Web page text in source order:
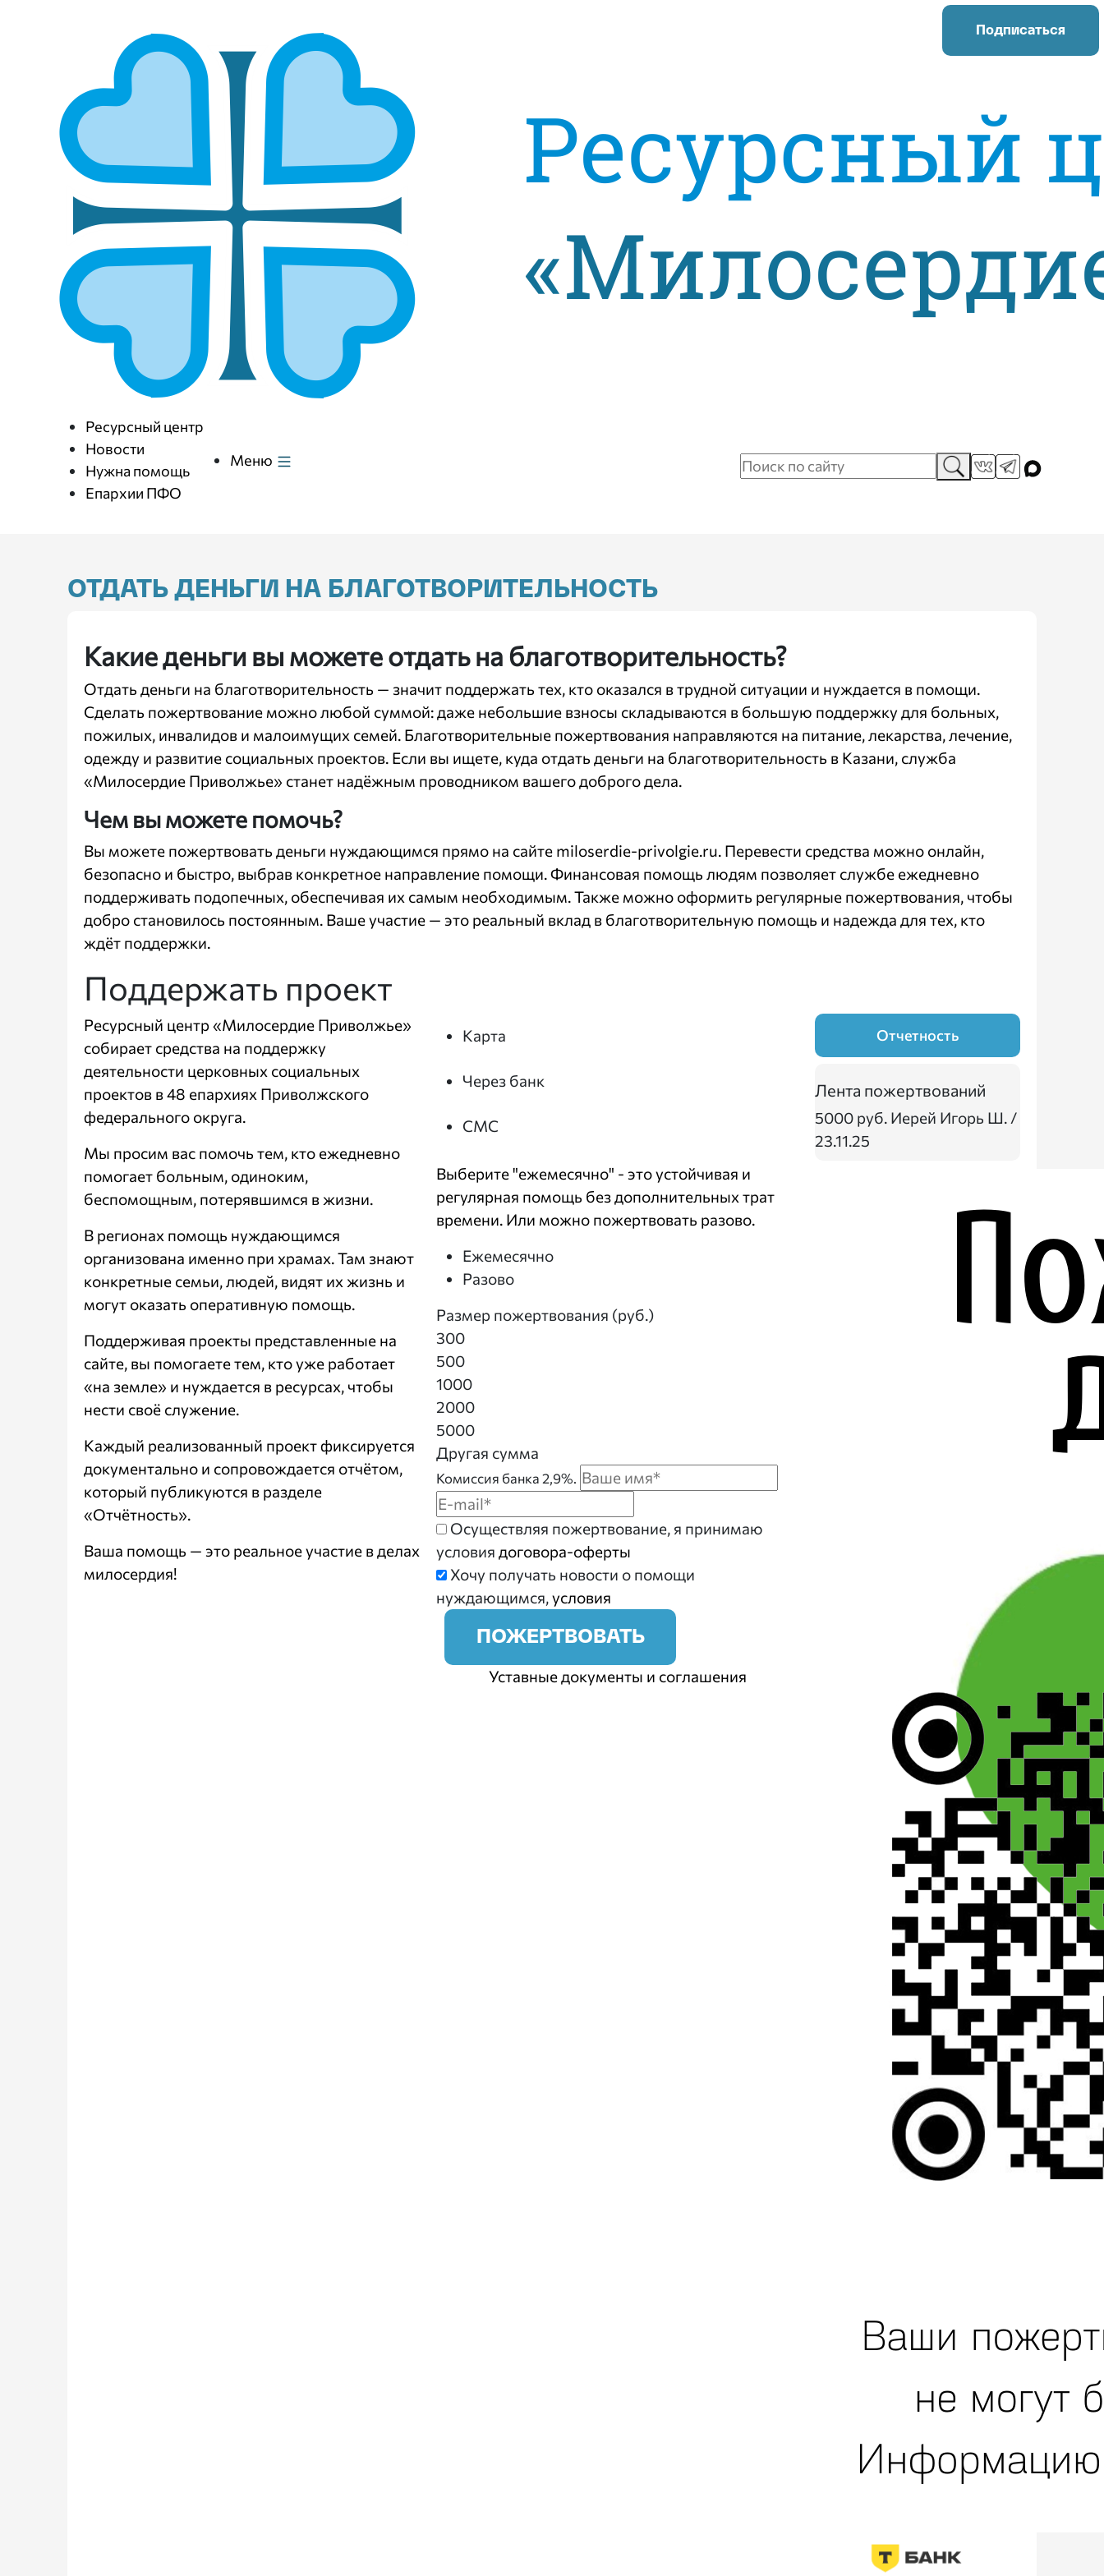
Ресурсный центр
Новости
Нужна помощь
Епархии ПФО
Меню
ОТДАТЬ ДЕНЬГИ НА БЛАГОТВОРИТЕЛЬНОСТЬ
Какие деньги вы можете отдать на благотворительность?
Отдать деньги на благотворительность — значит поддержать тех, кто оказался в трудной ситуации и нуждается в помощи.
Сделать пожертвование можно любой суммой: даже небольшие взносы складываются в большую поддержку для больных,
пожилых, инвалидов и малоимущих семей. Благотворительные пожертвования направляются на питание, лекарства, лечение,
одежду и развитие социальных проектов. Если вы ищете, куда отдать деньги на благотворительность в Казани, служба
«Милосердие Приволжье» станет надёжным проводником вашего доброго дела.
Чем вы можете помочь?
Вы можете пожертвовать деньги нуждающимся прямо на сайте miloserdie-privolgie.ru. Перевести средства можно онлайн,
безопасно и быстро, выбрав конкретное направление помощи. Финансовая помощь людям позволяет службе ежедневно
поддерживать подопечных, обеспечивая их самым необходимым. Также можно оформить регулярные пожертвования, чтобы
добро становилось постоянным. Ваше участие — это реальный вклад в благотворительную помощь и надежда для тех, кто
ждёт поддержки.
Поддержать проект
Ресурсный центр «Милосердие Приволжье»
собирает средства на поддержку
деятельности церковных социальных
проектов в 48 епархиях Приволжского
федерального округа.
Мы просим вас помочь тем, кто ежедневно
помогает больным, одиноким,
беспомощным, потерявшимся в жизни.
В регионах помощь нуждающимся
организована именно при храмах. Там знают
конкретные семьи, людей, видят их жизнь и
могут оказать оперативную помощь.
Поддерживая проекты представленные на
сайте, вы помогаете тем, кто уже работает
«на земле» и нуждается в ресурсах, чтобы
нести своё служение.
Каждый реализованный проект фиксируется
документально и сопровождается отчётом,
который публикуются в разделе
«Отчётность».
Ваша помощь — это реальное участие в делах
милосердия!
Карта
Через банк
СМС
Выберите "ежемесячно" - это устойчивая и
регулярная помощь без дополнительных трат
времени. Или можно пожертвовать разово.
Ежемесячно
Разово
Размер пожертвования (руб.)
300
500
1000
2000
5000
Другая сумма
Комиссия банка 2,9%.
Осуществляя пожертвование, я принимаю
условия договора-оферты
Хочу получать новости о помощи
нуждающимся,условия
ПОЖЕРТВОВАТЬ
Уставные документы и соглашения
Отчетность
Лента пожертвований
5000 руб. Иерей Игорь Ш. /
23.11.25
Подписаться